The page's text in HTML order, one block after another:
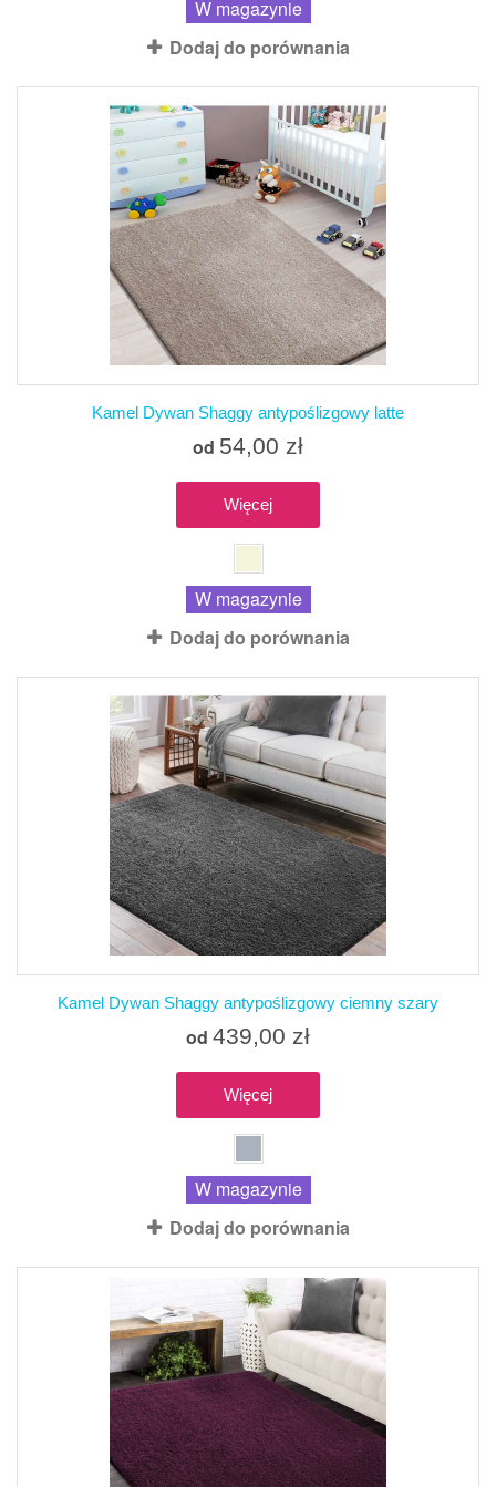
W magazynie
Dodaj do porównania
Kamel Dywan Shaggy antypoślizgowy latte
od 54,00 zł
Więcej
W magazynie
Dodaj do porównania
Kamel Dywan Shaggy antypoślizgowy ciemny szary
od 439,00 zł
Więcej
W magazynie
Dodaj do porównania